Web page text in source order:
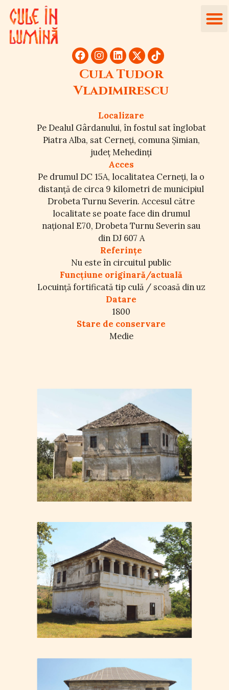
Cula Tudor
Vladimirescu
Localizare
Pe Dealul Gârdanului, în fostul sat înglobat
Piatra Alba, sat Cerneți, comuna Șimian,
județ Mehedinți
Acces
Pe drumul DC 15A, localitatea Cerneți, la o
distanță de circa 9 kilometri de municipiul
Drobeta Turnu Severin. Accesul către
localitate se poate face din drumul
național E70, Drobeta Turnu Severin sau
din DJ 607 A
Referințe
Nu este în circuitul public
Funcțiune originară/actuală
Locuință fortificată tip culă / scoasă din uz
Datare
1800
Stare de conservare
Medie